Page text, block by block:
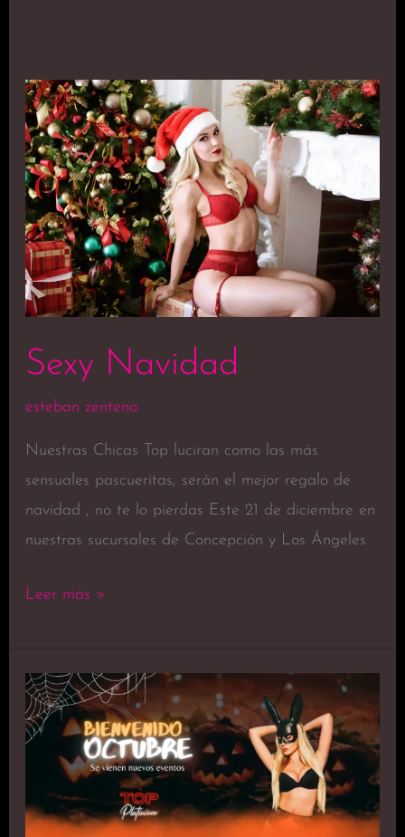
Sexy Navidad
esteban zenteno
Nuestras Chicas Top luciran como las más
sensuales pascueritas, serán el mejor regalo de
navidad , no te lo pierdas Este 21 de diciembre en
nuestras sucursales de Concepción y Los Ángeles
Sexy
Navidad
Leer más »
Halloween